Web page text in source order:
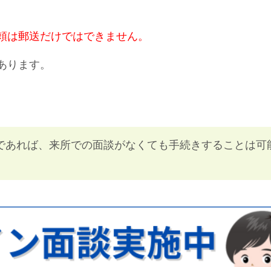
郵送だけではできません。
ります。
あれば、来所での面談がなくても手続きすることは可